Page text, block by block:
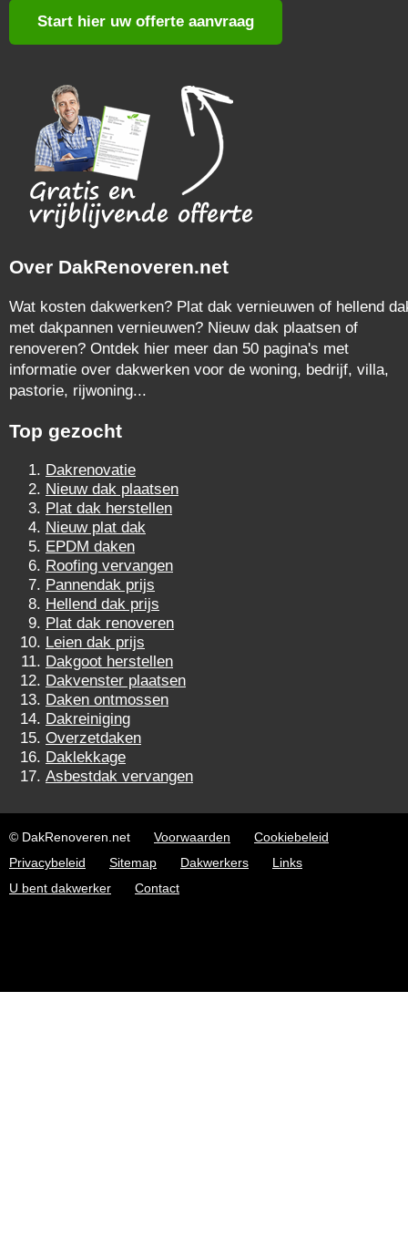
Start hier uw offerte aanvraag
Over DakRenoveren.net
Wat kosten dakwerken? Plat dak vernieuwen of hellend
met dakpannen vernieuwen? Nieuw dak plaatsen of
renoveren? Ontdek hier meer dan 50 pagina's met
informatie over dakwerken voor de woning, bedrijf, villa,
pastorie, rijwoning...
Top gezocht
Dakrenovatie
Nieuw dak plaatsen
Plat dak herstellen
Nieuw plat dak
EPDM daken
Roofing vervangen
Pannendak prijs
Hellend dak prijs
Plat dak renoveren
Leien dak prijs
Dakgoot herstellen
Dakvenster plaatsen
Daken ontmossen
Dakreiniging
Overzetdaken
Daklekkage
Asbestdak vervangen
© DakRenoveren.net Voorwaarden
Cookiebeleid
Privacybeleid
Sitemap Dakwerkers
Links
U bent dakwerker
Contact